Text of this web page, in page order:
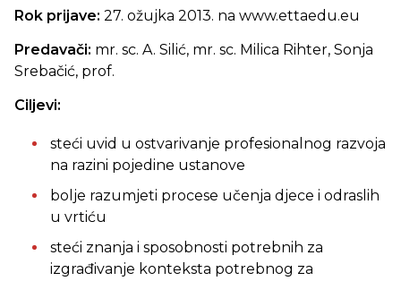
Rok prijave: 27. ožujka 2013. na www.ettaedu.eu
Predavači: mr. sc. A. Silić, mr. sc. Milica Rihter, Sonja
Srebačić, prof.
Ciljevi:
steći uvid u ostvarivanje profesionalnog razvoja
na razini pojedine ustanove
bolje razumjeti procese učenja djece i odraslih
u vrtiću
steći znanja i sposobnosti potrebnih za
izgrađivanje konteksta potrebnog za